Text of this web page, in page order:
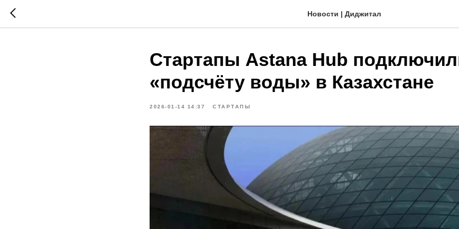
Новости | Диджитал
Стартапы Astana Hub
«подсчёту воды» в Казахстане
2026-01-14 14:37 СТАРТАПЫ